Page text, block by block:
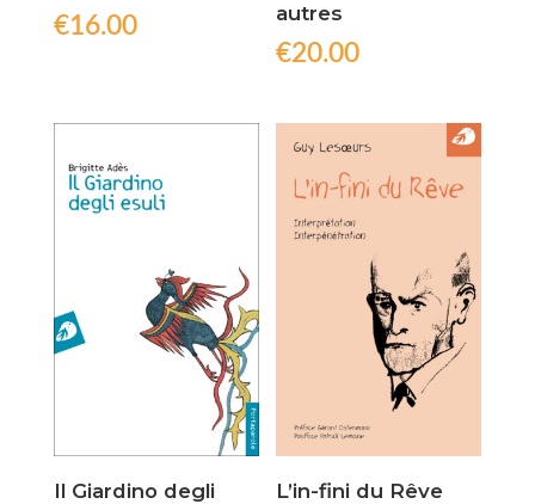
€16.00
autres
€20.00
Il Giardino degli
L’in-fini du Rêve